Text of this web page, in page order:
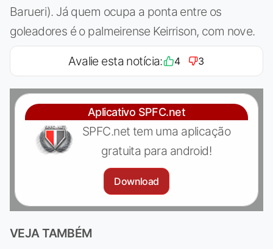
Barueri). Já quem ocupa a ponta entre os
goleadores é o palmeirense Keirrison, com nove.
Avalie esta notícia: 4 3
Aplicativo SPFC.net
SPFC.net tem uma aplicação
gratuita para android!
Download
VEJA TAMBÉM